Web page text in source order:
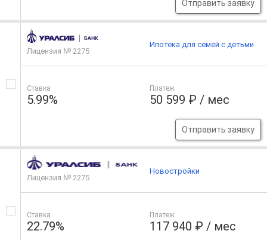
Отправить заявку
Лицензия № 2275
Ставка
5.99%
Платеж
50 599 ₽ / мес
Отправить заявку
Ипотека для семей с детьми
Лицензия № 2275
Ставка
22.79%
Платеж
117 940 ₽ / мес
Новостройки